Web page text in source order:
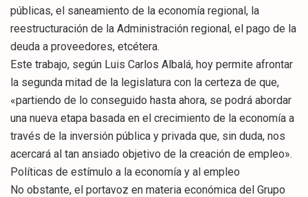
públicas, el saneamiento de la economía regional, la
reestructuración de la Administración regional, el pago de la
deuda a proveedores, etcétera.
Este trabajo, según Luis Carlos Albalá, hoy permite afrontar
la segunda mitad de la legislatura con la certeza de que,
«partiendo de lo conseguido hasta ahora, se podrá abordar
una nueva etapa basada en el crecimiento de la economía a
través de la inversión pública y privada que, sin duda, nos
acercará al tan ansiado objetivo de la creación de empleo».
Políticas de estímulo a la economía y al empleo
No obstante, el portavoz en materia económica del Grupo